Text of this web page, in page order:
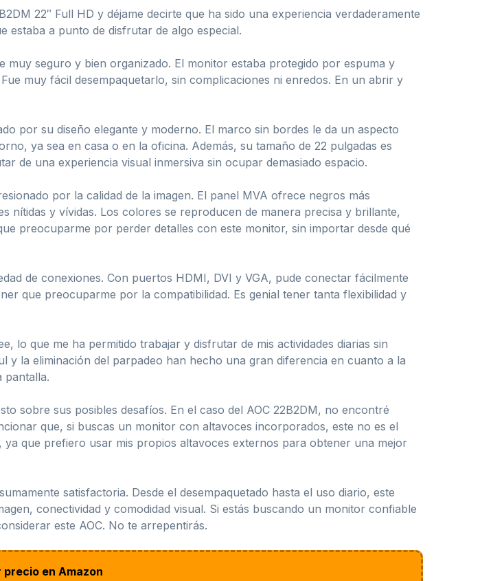
22″ Full HD y déjame decirte que ha sido una experiencia verdaderamente
estaba a punto de disfrutar de algo especial.
seguro y bien organizado. El monitor estaba protegido por espuma y
muy fácil desempaquetarlo, sin complicaciones ni enredos. En un abrir y
por su diseño elegante y moderno. El marco sin bordes le da un aspecto
ya sea en casa o en la oficina. Además, su tamaño de 22 pulgadas es
de una experiencia visual inmersiva sin ocupar demasiado espacio.
por la calidad de la imagen. El panel MVA ofrece negros más
nítidas y vívidas. Los colores se reproducen de manera precisa y brillante,
preocuparme por perder detalles con este monitor, sin importar desde qué
de conexiones. Con puertos HDMI, DVI y VGA, pude conectar fácilmente
que preocuparme por la compatibilidad. Es genial tener tanta flexibilidad y
lo que me ha permitido trabajar y disfrutar de mis actividades diarias sin
la eliminación del parpadeo han hecho una gran diferencia en cuanto a la
pantalla.
sobre sus posibles desafíos. En el caso del AOC 22B2DM, no encontré
que, si buscas un monitor con altavoces incorporados, este no es el
que prefiero usar mis propios altavoces externos para obtener una mejor
satisfactoria. Desde el desempaquetado hasta el uso diario, este
conectividad y comodidad visual. Si estás buscando un monitor confiable
este AOC. No te arrepentirás.
precio en Amazon